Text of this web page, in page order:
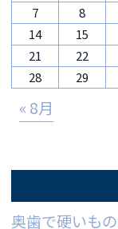
7
8
14
15
21
22
28
29
« 8月